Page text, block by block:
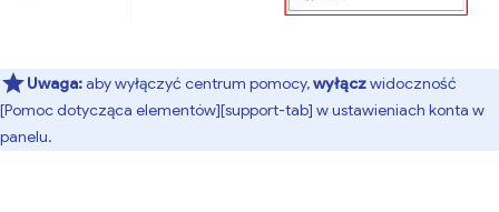
Uwaga:aby wyłączyć centrum pomocy,wyłączwidoczność
[Pomoc dotycząca elementów][support-tab] w ustawieniach konta w
panelu.